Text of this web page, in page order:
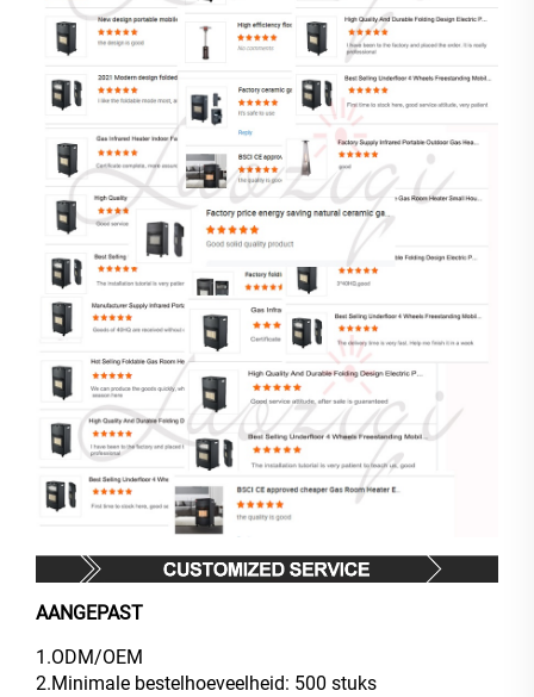
AANGEPAST
1.ODM/OEM
2.Minimale bestelhoeveelheid: 500 stuks